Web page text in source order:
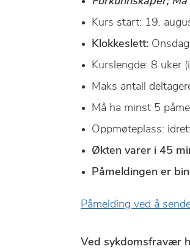
Kurs start: 19.
Klokkeslett:
Kurslengde: 8 uker
Maks antall
Må ha minst 5
Oppmøteplass:
Økten varer i 45
Påmeldingen er
Påmelding ved å
Ved sykdomsfravær